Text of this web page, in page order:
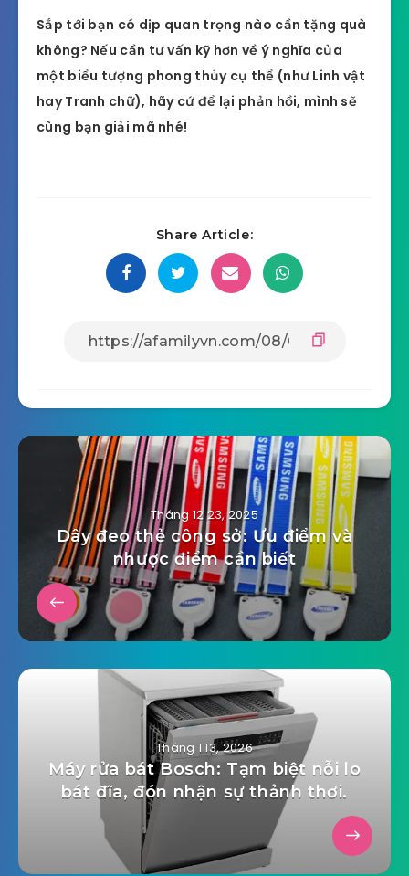
Sắp tới bạn có dịp quan trọng nào cần tặng quà
không? Nếu cần tư vấn kỹ hơn về ý nghĩa của
một biểu tượng phong thủy cụ thể (như Linh vật
hay Tranh chữ), hãy cứ để lại phản hồi, mình sẽ
cùng bạn giải mã nhé!
Share Article:
Tháng 12 23, 2025
Dây đeo thẻ công sở: Ưu điểm và
nhược điểm cần biết
Tháng 1 13, 2026
Máy rửa bát Bosch: Tạm biệt nỗi lo
bát đĩa, đón nhận sự thảnh thơi.